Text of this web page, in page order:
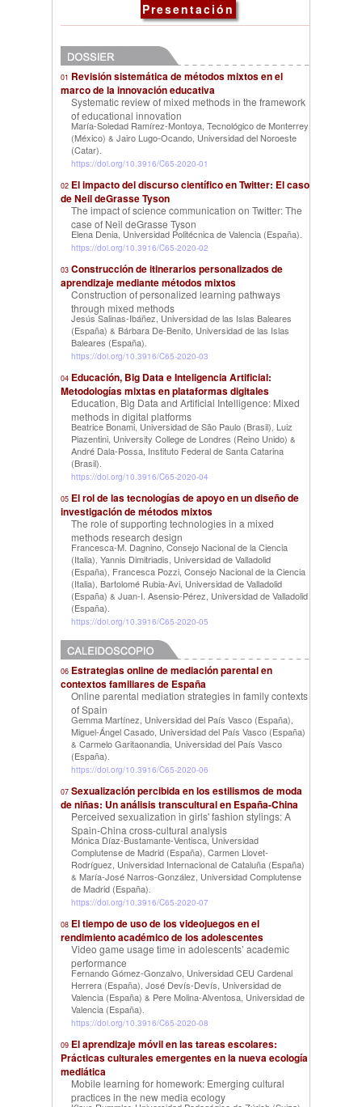
Presentación
01 Revisión sistemática de métodos mixtos en el
marco de la innovación educativa
Systematic review of mixed methods in the framework
of educational innovation
María-Soledad Ramírez-Montoya, Tecnológico de Monterrey
(México) & Jairo Lugo-Ocando, Universidad del Noroeste
(Catar).
https://doi.org/10.3916/C65-2020-01
02 El impacto del discurso científico en Twitter: El caso
de Neil deGrasse Tyson
The impact of science communication on Twitter: The
case of Neil deGrasse Tyson
Elena Denia, Universidad Politécnica de Valencia (España).
https://doi.org/10.3916/C65-2020-02
03 Construcción de itinerarios personalizados de
aprendizaje mediante métodos mixtos
Construction of personalized learning pathways
through mixed methods
Jesús Salinas-Ibáñez, Universidad de las Islas Baleares
(España) & Bárbara De-Benito, Universidad de las Islas
Baleares (España).
https://doi.org/10.3916/C65-2020-03
04 Educación, Big Data e Inteligencia Artificial:
Metodologías mixtas en plataformas digitales
Education, Big Data and Artificial Intelligence: Mixed
methods in digital platforms
Beatrice Bonami, Universidad de São Paulo (Brasil), Luiz
Piazentini, University College de Londres (Reino Unido) &
André Dala-Possa, Instituto Federal de Santa Catarina
(Brasil).
https://doi.org/10.3916/C65-2020-04
05 El rol de las tecnologías de apoyo en un diseño de
investigación de métodos mixtos
The role of supporting technologies in a mixed
methods research design
Francesca-M. Dagnino, Consejo Nacional de la Ciencia
(Italia), Yannis Dimitriadis, Universidad de Valladolid
(España), Francesca Pozzi, Consejo Nacional de la Ciencia
(Italia), Bartolomé Rubia-Avi, Universidad de Valladolid
(España) & Juan-I. Asensio-Pérez, Universidad de Valladolid
(España).
https://doi.org/10.3916/C65-2020-05
06 Estrategias online de mediación parental en
contextos familiares de España
Online parental mediation strategies in family contexts
of Spain
Gemma Martínez, Universidad del País Vasco (España),
Miguel-Ángel Casado, Universidad del País Vasco (España)
& Carmelo Garitaonandia, Universidad del País Vasco
(España).
https://doi.org/10.3916/C65-2020-06
07 Sexualización percibida en los estilismos de moda
de niñas: Un análisis transcultural en España-China
Perceived sexualization in girls' fashion stylings: A
Spain-China cross-cultural analysis
Mónica Díaz-Bustamante-Ventisca, Universidad
Complutense de Madrid (España), Carmen Llovet-
Rodríguez, Universidad Internacional de Cataluña (España)
& María-José Narros-González, Universidad Complutense
de Madrid (España).
https://doi.org/10.3916/C65-2020-07
08 El tiempo de uso de los videojuegos en el
rendimiento académico de los adolescentes
Video game usage time in adolescents’ academic
performance
Fernando Gómez-Gonzalvo, Universidad CEU Cardenal
Herrera (España), José Devís-Devís, Universidad de
Valencia (España) & Pere Molina-Alventosa, Universidad de
Valencia (España).
https://doi.org/10.3916/C65-2020-08
09 El aprendizaje móvil en las tareas escolares:
Prácticas culturales emergentes en la nueva ecología
mediática
Mobile learning for homework: Emerging cultural
practices in the new media ecology